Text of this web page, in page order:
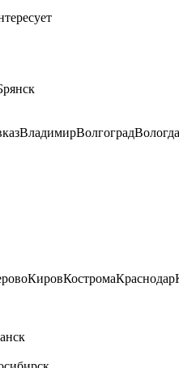
ВладимирВолгоградВологда
КировКостромаКраснодар